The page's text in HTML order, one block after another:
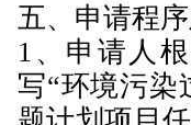
五、申请程
1 、申请人
写“环境污染